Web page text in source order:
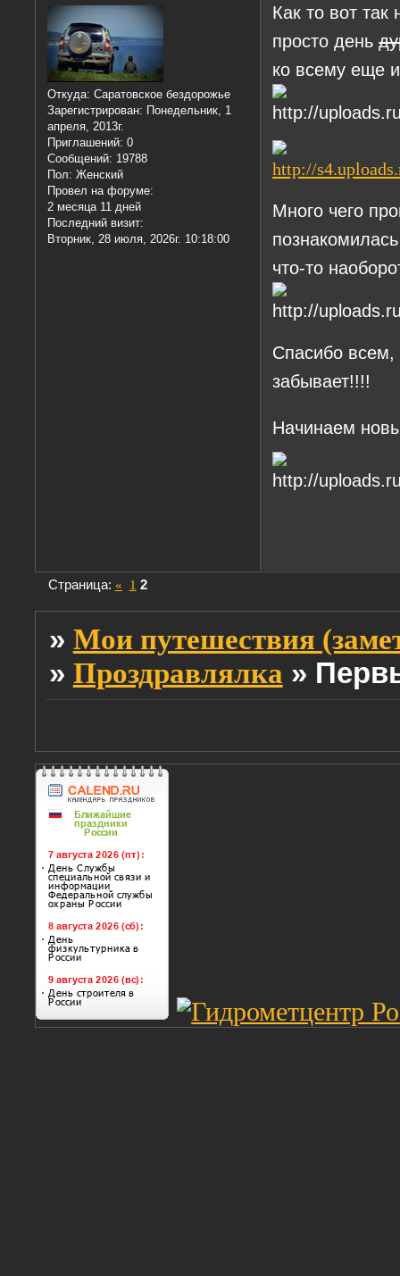
Откуда: Саратовское бездорожье
Зарегистрирован: Понедельник, 1
апреля, 2013г.
Приглашений: 0
Сообщений: 19788
Пол: Женский
Провел на форуме:
2 месяца 11 дней
Последний визит:
Вторник, 28 июля, 2026г. 10:18:00
Как то вот так
просто день
ко всему еще
Много чего
что-то
Спасибо всем,
забывает!!!!
Начинаем
Страница: « 1 2
» Мои путешествия
» Проздравлялка »